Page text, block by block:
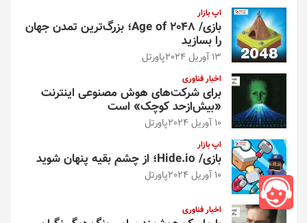
اپ بازار
بازی/ Age of 2048؛ بزرگ‌ترین تمدن جهان
را بسازید
13 آوریل 2024 پاورتل
اخبار فناوری
برای شرکت‌های هوش مصنوعی اینترنت
«بیش‌از‌حد کوچک» است
10 آوریل 2024 پاورتل
اپ بازار
بازی/ Hide.io؛ از چشم بقیه پنهان شوید
10 آوریل 2024 پاورتل
اخبار فناوری